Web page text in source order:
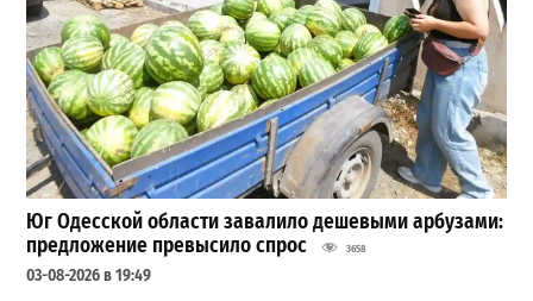
Юг Одесской области завалило дешевыми арбузами:
предложение превысило спрос
3658
03-08-2026 в 19:49